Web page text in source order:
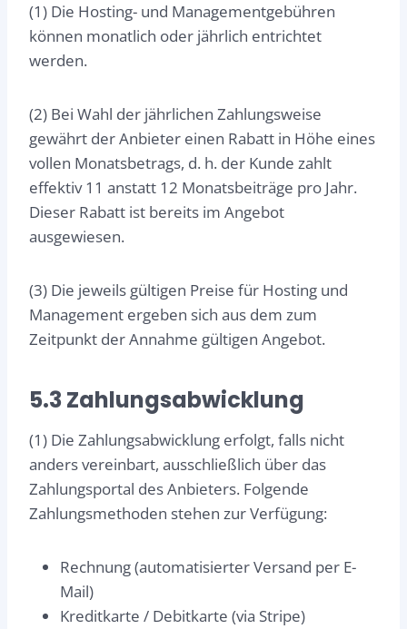
(1) Die Hosting- und Managementgebühren
können monatlich oder jährlich entrichtet
werden.
(2) Bei Wahl der jährlichen Zahlungsweise
gewährt der Anbieter einen Rabatt in Höhe eines
vollen Monatsbetrags, d. h. der Kunde zahlt
effektiv 11 anstatt 12 Monatsbeiträge pro Jahr.
Dieser Rabatt ist bereits im Angebot
ausgewiesen.
(3) Die jeweils gültigen Preise für Hosting und
Management ergeben sich aus dem zum
Zeitpunkt der Annahme gültigen Angebot.
5.3 Zahlungsabwicklung
(1) Die Zahlungsabwicklung erfolgt, falls nicht
anders vereinbart, ausschließlich über das
Zahlungsportal des Anbieters. Folgende
Zahlungsmethoden stehen zur Verfügung:
Rechnung (automatisierter Versand per E-
Mail)
Kreditkarte / Debitkarte (via Stripe)